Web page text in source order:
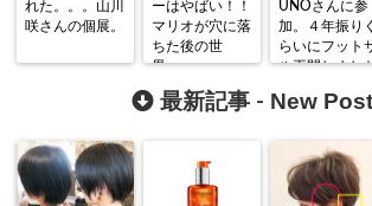
れた。。。山川
咲さんの個展。
ーはやばい！！
マリオが穴に落
ちた後の世
界。。。
UNOさんに参
加。４年振り
らいにフット
ル再開しまし
最新記事 - New